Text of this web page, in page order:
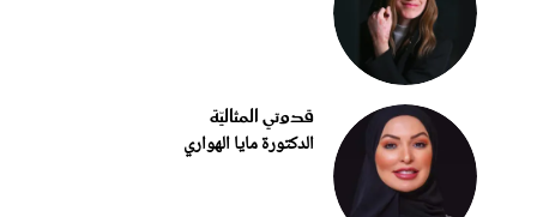
قدوتي المثاليّة
الدكتورة مايا الهواري